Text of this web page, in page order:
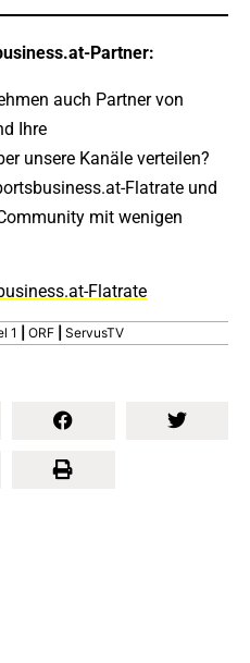
Partner:
auch Partner von
Ihre
unsere Kanäle verteilen?
Flatrate und
mit wenigen
Flatrate
1 ORF ServusTV